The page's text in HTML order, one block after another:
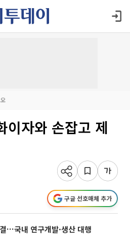
이자와 손잡고 제
구글 선호매체 추가
…국내 연구개발·생산 대행